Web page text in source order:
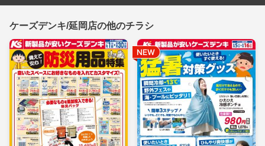
ケーズデンキ/延岡店の他のチラシ